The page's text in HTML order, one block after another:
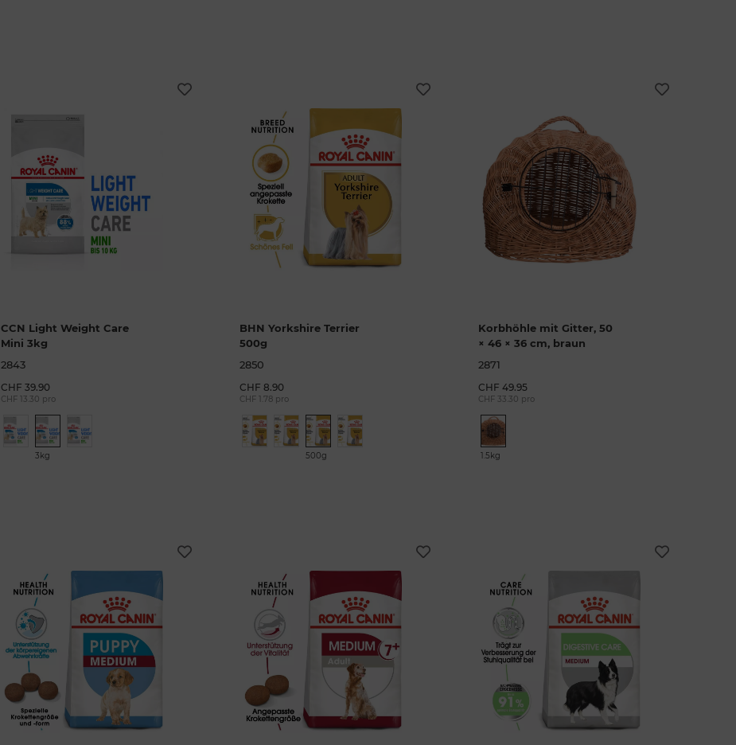
CCN Light Weight Care
Mini 3kg
2843
CHF 39.90
CHF 13.30 pro
3kg
BHN Yorkshire Terrier
500g
2850
CHF 8.90
CHF 1.78 pro
500g
Korbhöhle mit Gitter, 50
× 46 × 36 cm, braun
2871
CHF 49.95
CHF 33.30 pro
1.5kg